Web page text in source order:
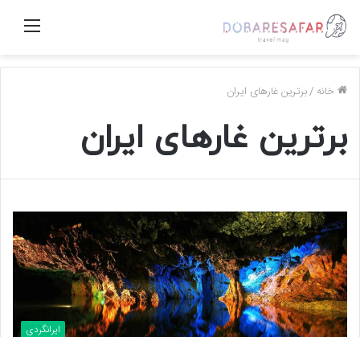
منو
خانه /برترین غارهای ایران
برترین غارهای ایران
ایرانگردی